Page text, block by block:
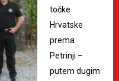
točke
Hrvatske
prema
Petrinji –
putem dugim